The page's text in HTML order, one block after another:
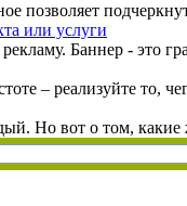
позволяет
или услуги
Баннер - это
– реализуйте то,
Но вот о том,